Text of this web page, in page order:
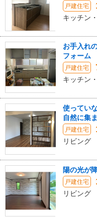
戸建住宅
キッチン
お手入れ
フォーム
戸建住宅
キッチン
使ってい
自然に集
戸建住宅
リビング
陽の光が
戸建住宅
リビング